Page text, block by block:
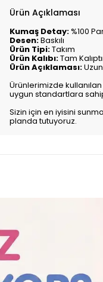
Ürün Açıklaması
Kumaş Detay:%100
Desen:Baskılı
Ürün Tipi:Takım
Ürün Kalıbı:Tam
Ürün Açıklaması:
Ürünlerimizde
uygun standartlara
Sizin için en iyisini
planda tutuyoruz.